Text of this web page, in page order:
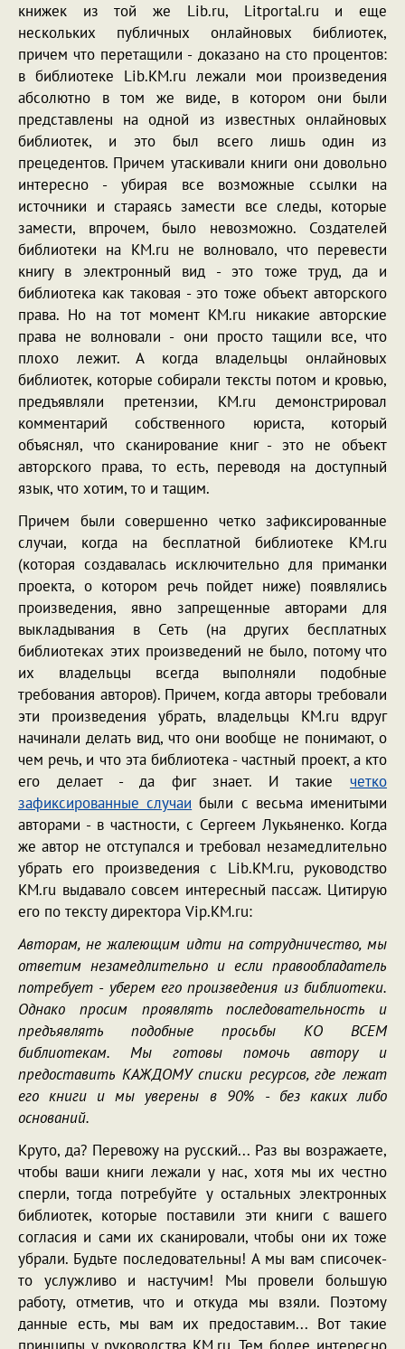
книжек из той же Lib.ru, Litportal.ru и еще
нескольких публичных онлайновых библиотек,
причем что перетащили - доказано на сто процентов:
в библиотеке Lib.KM.ru лежали мои произведения
абсолютно в том же виде, в котором они были
представлены на одной из известных онлайновых
библиотек, и это был всего лишь один из
прецедентов. Причем утаскивали книги они довольно
интересно - убирая все возможные ссылки на
источники и стараясь замести все следы, которые
замести, впрочем, было невозможно. Создателей
библиотеки на KM.ru не волновало, что перевести
книгу в электронный вид - это тоже труд, да и
библиотека как таковая - это тоже объект авторского
права. Но на тот момент KM.ru никакие авторские
права не волновали - они просто тащили все, что
плохо лежит. А когда владельцы онлайновых
библиотек, которые собирали тексты потом и кровью,
предъявляли претензии, KM.ru демонстрировал
комментарий собственного юриста, который
объяснял, что сканирование книг - это не объект
авторского права, то есть, переводя на доступный
язык, что хотим, то и тащим.
Причем были совершенно четко зафиксированные
случаи, когда на бесплатной библиотеке KM.ru
(которая создавалась исключительно для приманки
проекта, о котором речь пойдет ниже) появлялись
произведения, явно запрещенные авторами для
выкладывания в Сеть (на других бесплатных
библиотеках этих произведений не было, потому что
их владельцы всегда выполняли подобные
требования авторов). Причем, когда авторы требовали
эти произведения убрать, владельцы KM.ru вдруг
начинали делать вид, что они вообще не понимают, о
чем речь, и что эта библиотека - частный проект, а кто
его делает - да фиг знает. И такие четко
зафиксированные случаи были с весьма именитыми
авторами - в частности, с Сергеем Лукьяненко. Когда
же автор не отступался и требовал незамедлительно
убрать его произведения с Lib.KM.ru, руководство
KM.ru выдавало совсем интересный пассаж. Цитирую
его по тексту директора Vip.KM.ru:
Авторам, не жалеющим идти на сотрудничество, мы
ответим незамедлительно и если правообладатель
потребует - уберем его произведения из библиотеки.
Однако просим проявлять последовательность и
предъявлять подобные просьбы КО ВСЕМ
библиотекам. Мы готовы помочь автору и
предоставить КАЖДОМУ списки ресурсов, где лежат
его книги и мы уверены в 90% - без каких либо
оснований.
Круто, да? Перевожу на русский... Раз вы возражаете,
чтобы ваши книги лежали у нас, хотя мы их честно
сперли, тогда потребуйте у остальных электронных
библиотек, которые поставили эти книги с вашего
согласия и сами их сканировали, чтобы они их тоже
убрали. Будьте последовательны! А мы вам списочек-
то услужливо и настучим! Мы провели большую
работу, отметив, что и откуда мы взяли. Поэтому
данные есть, мы вам их предоставим... Вот такие